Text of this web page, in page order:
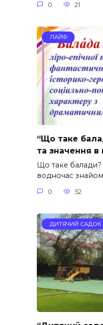
0 21
ЛАЙФ
“Що таке
та значення в
Що таке балади?
водночас
0 52
ДИТЯЧИЙ САДОК